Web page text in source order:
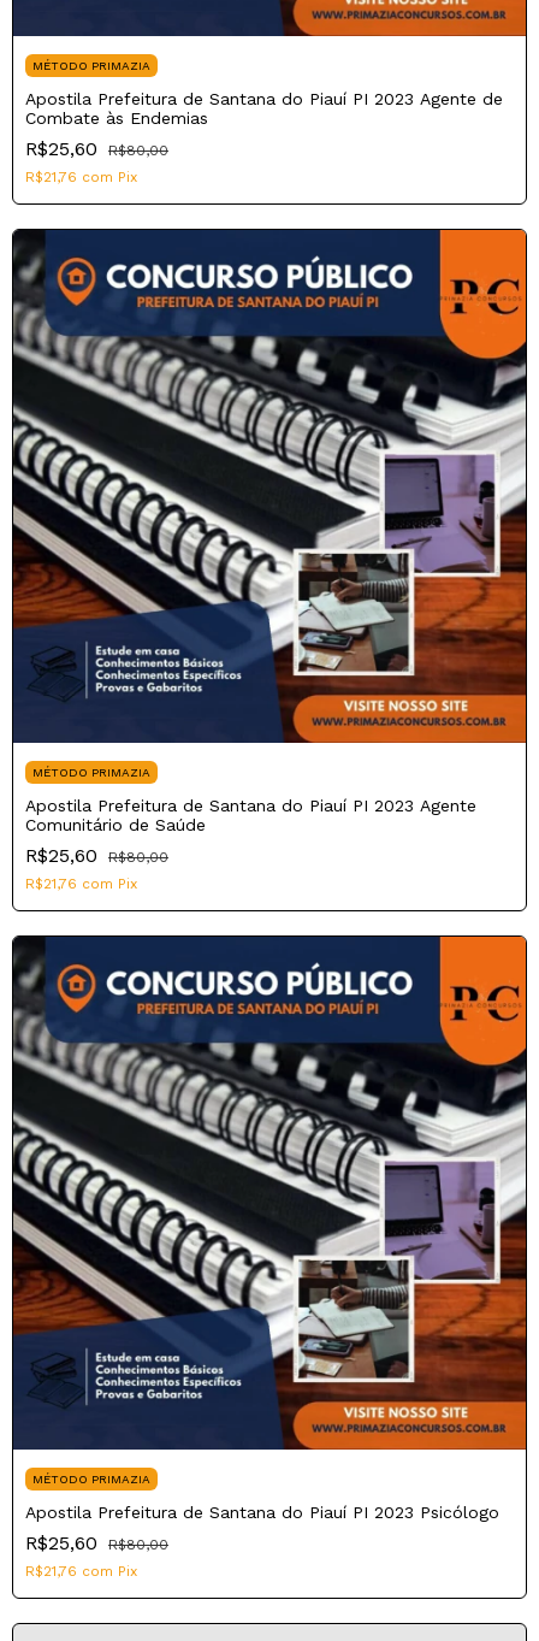
MÉTODO PRIMAZIA
Apostila Prefeitura de Santana do Piauí PI 2023 Agente de
Combate às Endemias
R$25,60
R$80,00
R$21,76 com Pix
MÉTODO PRIMAZIA
Apostila Prefeitura de Santana do Piauí PI 2023 Agente
Comunitário de Saúde
R$25,60
R$80,00
R$21,76 com Pix
MÉTODO PRIMAZIA
Apostila Prefeitura de Santana do Piauí PI 2023 Psicólogo
R$25,60
R$80,00
R$21,76 com Pix